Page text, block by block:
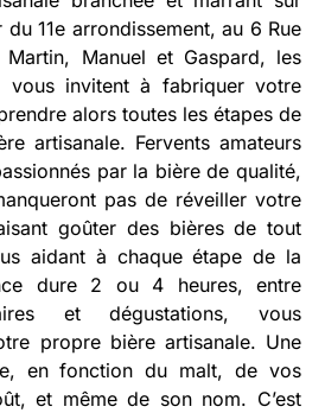
11e arrondissement, au 6 Rue
Martin, Manuel et Gaspard, les
vous invitent à fabriquer votre
alors toutes les étapes de
artisanale. Fervents amateurs
par la bière de qualité,
pas de réveiller votre
goûter des bières de tout
aidant à chaque étape de la
dure 2 ou 4 heures, entre
et dégustations, vous
propre bière artisanale. Une
en fonction du malt, de vos
et même de son nom. C’est